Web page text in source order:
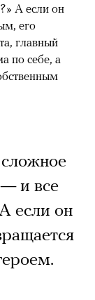
А если он
его
главный
по себе, а
и все
если он